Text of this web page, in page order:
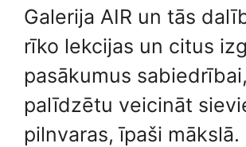
Galerija AIR un tās
rīko lekcijas un citus
pasākumus
palīdzētu veicināt
pilnvaras, īpaši mākslā.